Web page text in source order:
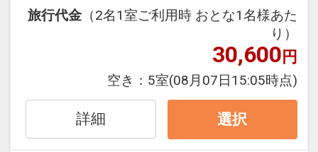
●「食事なしプラン」と「朝食付プラ
※ご覧のページがどちらかを【食事条
の項目でご確認のうえ、予約にお進
設定期間：2026年4月1日～2027年3月
2泊目より1泊につきおひとり様５００
※5/2～4、9/19～21、12/31は、適用除
外日となります。
※割引適用後のご旅行代金は、カレンダ
ーからお進みいただいた後表示される
旅行代金 （2名1室ご利用時 おとな1名様あた
り）
30,600円
空き： 5室(08月07日15:05時点)
詳細 選択